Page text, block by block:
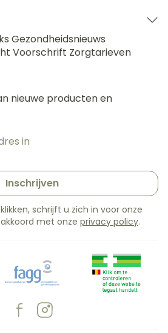
Gezondheidsnieuws
Voorschrift Zorgtarieven
nieuwe producten en
Inschrijven
schrijft u zich in voor onze
met onze privacy policy.